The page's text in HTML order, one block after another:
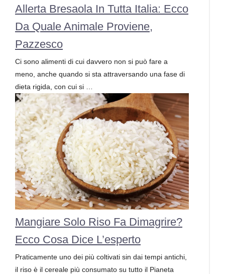
Allerta Bresaola In Tutta Italia: Ecco
Da Quale Animale Proviene,
Pazzesco
Ci sono alimenti di cui davvero non si può fare a
meno, anche quando si sta attraversando una fase di
dieta rigida, con cui si …
Mangiare Solo Riso Fa Dimagrire?
Ecco Cosa Dice L’esperto
Praticamente uno dei più coltivati sin dai tempi antichi,
il riso è il cereale più consumato su tutto il Pianeta